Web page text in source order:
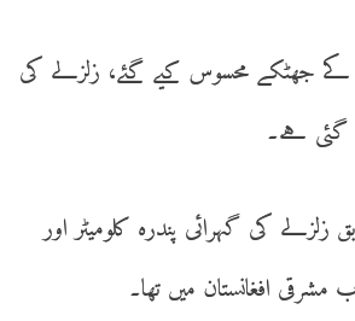
جھٹکے محسوس کیے گئے، زلزلے کی
زلزلے کی گہرائی پندرہ کلومیٹر اور
افغانستان میں تھا۔